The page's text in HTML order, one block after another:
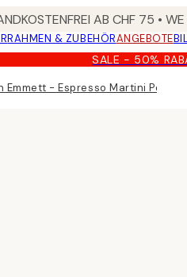
AB CHF 75 •
RAHMEN & ZUBEHÖRANGEBOTE
SALE - 50%
Emmett - Espresso Martini Poster